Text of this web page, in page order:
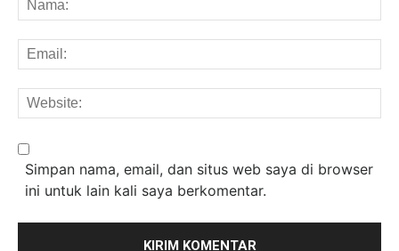
Simpan nama, email, dan situs web saya di browser
ini untuk lain kali saya berkomentar.